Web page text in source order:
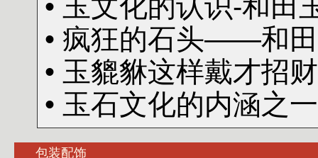
• 疯狂的石头——和
• 玉貔貅这样戴才招财
• 玉石文化的内涵之
包装配饰